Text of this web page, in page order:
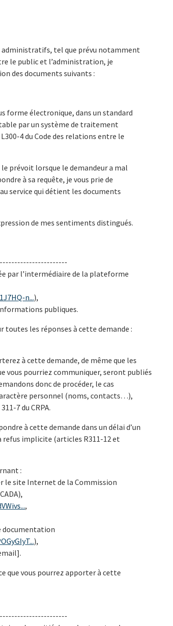
administratifs, tel que prévu notamment
le public et l’administration, je
des documents suivants :
forme électronique, dans un standard
par un système de traitement
4 du Code des relations entre le
prévoit lorsque le demandeur a mal
à sa requête, je vous prie de
service qui détient les documents
de mes sentiments distingués.
par l’intermédiaire de la plateforme
n...),
publiques.
toutes les réponses à cette demande :
à cette demande, de même que les
vous pourriez communiquer, seront publiés
donc de procéder, le cas
personnel (noms, contacts…),
7 du CRPA.
à cette demande dans un délai d’un
refus implicite (articles R311-12 et
:
le site Internet de la Commission
,
documentation
),
que vous pourrez apporter à cette